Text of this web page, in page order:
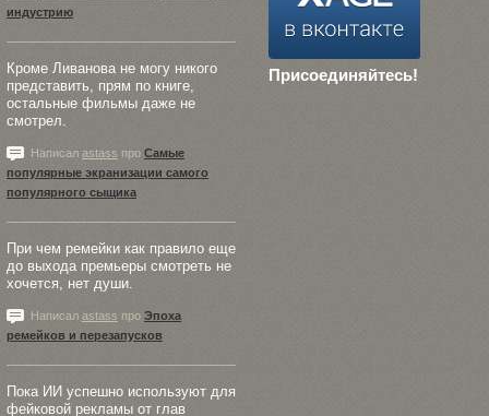
Присоединяйтесь!
индустрию
Кроме Ливанова не могу никого
представить, прям по книге,
остальные фильмы даже не
смотрел.
Написал astass про Самые
популярные экранизации самого
популярного сыщика
При чем ремейки как правило еще
до выхода премьеры смотреть не
хочется, нет души.
Написал astass про Эпоха
ремейков и перезапусков
Пока ИИ успешно используют для
фейковой рекламы от глав